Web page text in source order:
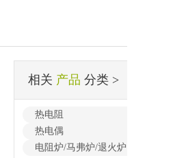
相关 产品 分类 >
热电阻
热电偶
电阻炉/马弗炉/退火炉